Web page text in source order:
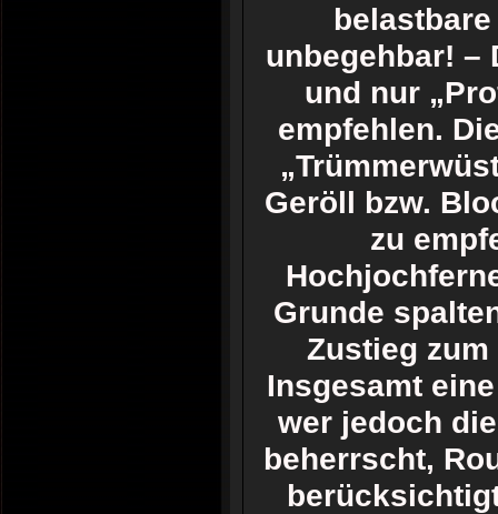
unbegehbar! –
und nur
empfehlen.
Geröll bzw.
zu
Grunde
Zustieg
Insgesamt
wer jedoch
beherrscht,